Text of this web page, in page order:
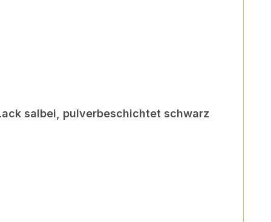
salbei, pulverbeschichtet schwarz